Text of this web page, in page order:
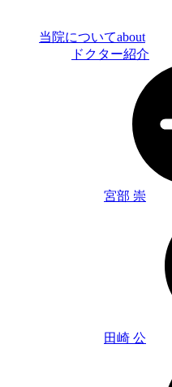
当院についてabout
ドクター紹介
宮部 崇
田崎 公